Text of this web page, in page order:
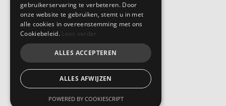
gebruikerservaring te verbeteren. Door
onze website te gebruiken, stemt u in met
alle cookies in overeenstemming met ons
Cookiebeleid. Lees verder
ALLES ACCEPTEREN
ALLES AFWIJZEN
POWERED BY COOKIESCRIPT